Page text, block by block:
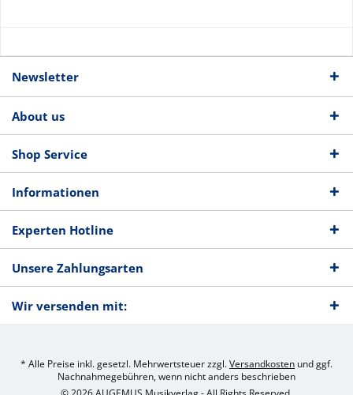
Newsletter
About us
Shop Service
Informationen
Experten Hotline
Unsere Zahlungsarten
Wir versenden mit:
* Alle Preise inkl. gesetzl. Mehrwertsteuer zzgl.Versandkosten und ggf.
Nachnahmegebühren, wenn nicht anders beschrieben